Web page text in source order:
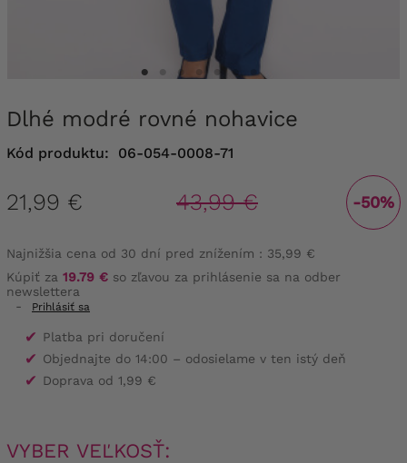
Dlhé modré rovné nohavice
Kód produktu: 06-054-0008-71
21,99 € 43,99 € -50%
Najnižšia cena od 30 dní pred znížením : 35,99 €
Kúpiť za 19.79 € so zľavou za prihlásenie sa na odber
newslettera
-
Prihlásiť sa
✔ Platba pri doručení
✔ Objednajte do 14:00 – odosielame v ten istý deň
✔ Doprava od 1,99 €
VYBER VEĽKOSŤ: